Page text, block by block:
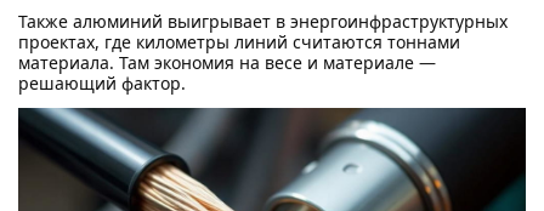
Также алюминий выигрывает в энергоинфраструктурных
проектах, где километры линий считаются тоннами
материала. Там экономия на весе и материале —
решающий фактор.